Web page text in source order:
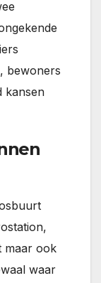
bewoners
kansen
maar ook
waar